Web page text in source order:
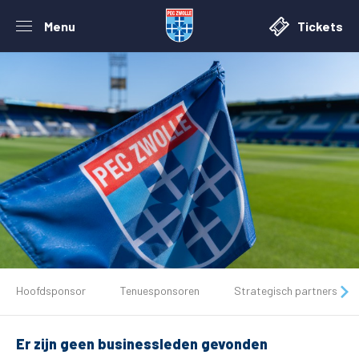
Menu Tickets
Tickets
Matchdays
Hoofdsponsor Tenuesponsoren Strategisch partners
Er zijn geen businessleden gevonden